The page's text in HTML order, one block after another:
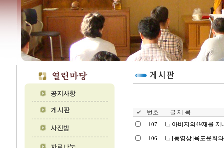
번호 글 제 목
107 아버지의49재를 지
106 [동영상]육도윤회